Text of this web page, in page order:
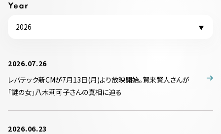
2026
2026.07.26
レバテック新CMが7月13日(月)より放映開始。賀来賢人さんが
「謎の女」八木莉可子さんの真相に迫る
2026.06.23